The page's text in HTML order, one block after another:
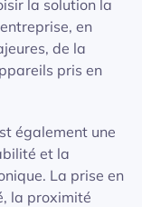
la solution la
en
de la
pris en
également une
et la
La prise en
la proximité